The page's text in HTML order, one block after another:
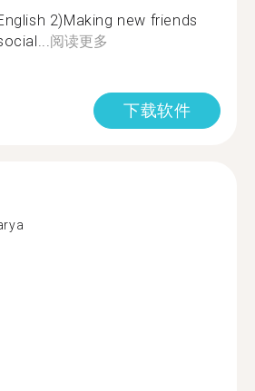
2)Making new friends
阅读更多
下载软件